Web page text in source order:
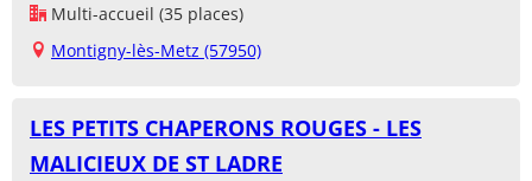
Multi-accueil (35 places)
Montigny-lès-Metz (57950)
LES PETITS CHAPERONS ROUGES - LES
MALICIEUX DE ST LADRE